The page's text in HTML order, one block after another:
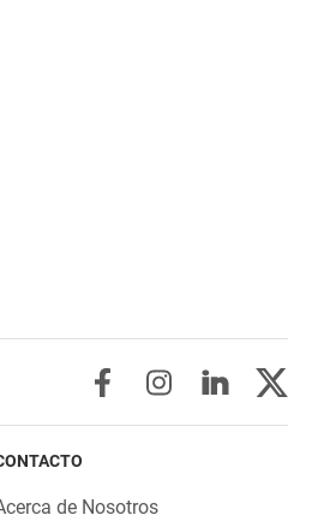
de Nosotros